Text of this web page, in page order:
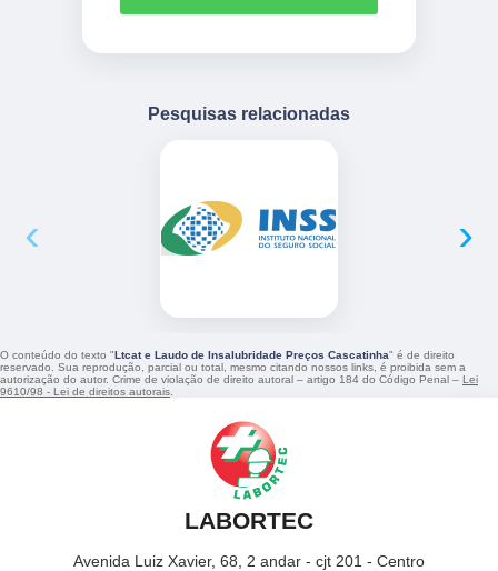
Pesquisas relacionadas
‹ ›
O conteúdo do texto "Ltcat e Laudo de Insalubridade Preços Cascatinha" é de direito
reservado. Sua reprodução, parcial ou total, mesmo citando nossos links, é proibida sem a
autorização do autor. Crime de violação de direito autoral – artigo 184 do Código Penal – Lei
9610/98 - Lei de direitos autorais
LABORTEC
Avenida Luiz Xavier, 68, 2 andar - cjt 201 - Centro